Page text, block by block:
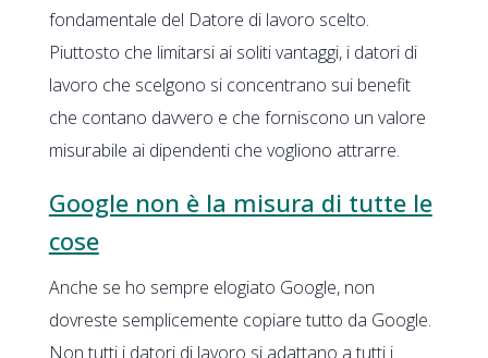
fondamentale del Datore di lavoro scelto.
Piuttosto che limitarsi ai soliti vantaggi, i datori di
lavoro che scelgono si concentrano sui benefit
che contano davvero e che forniscono un valore
misurabile ai dipendenti che vogliono attrarre.
Google non è la misura di tutte le
cose
Anche se ho sempre elogiato Google, non
dovreste semplicemente copiare tutto da Google.
Non tutti i datori di lavoro si adattano a tutti i